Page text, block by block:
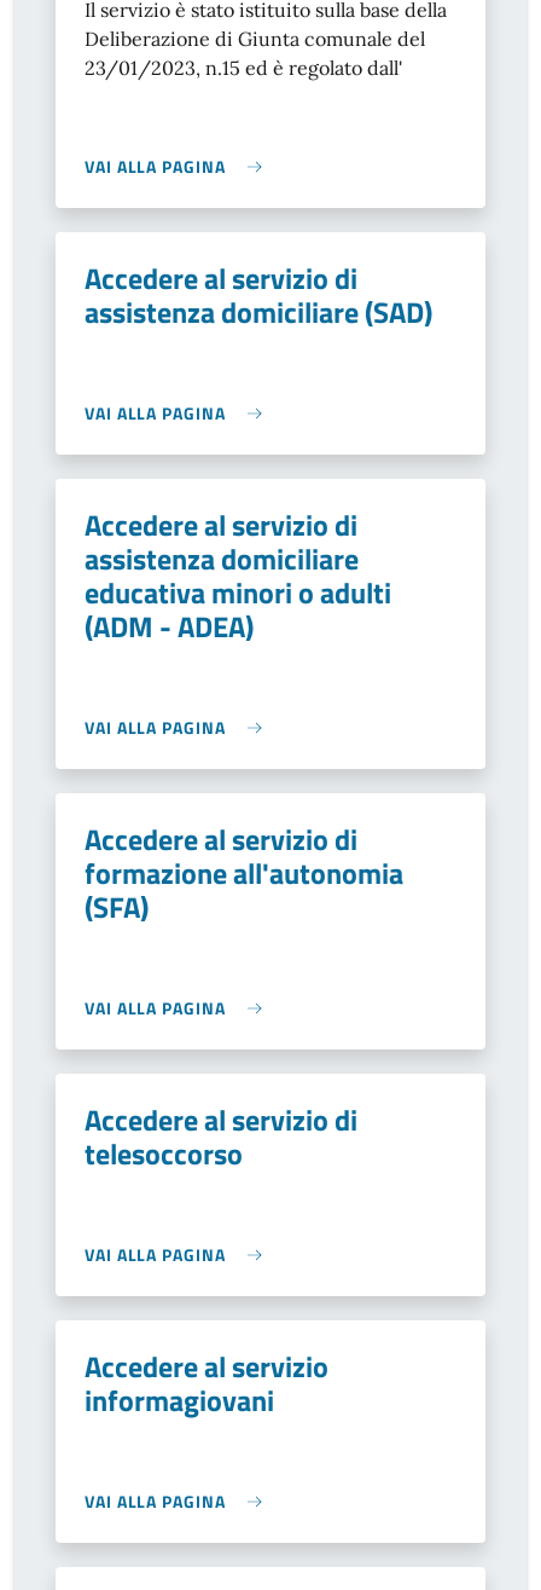
Il servizio è stato istituito sulla base della
Deliberazione di Giunta comunale del
23/01/2023, n.15 ed è regolato dall'
VAI ALLA PAGINA
Accedere al servizio di
assistenza domiciliare (SAD)
VAI ALLA PAGINA
Accedere al servizio di
assistenza domiciliare
educativa minori o adulti
(ADM - ADEA)
VAI ALLA PAGINA
Accedere al servizio di
formazione all'autonomia
(SFA)
VAI ALLA PAGINA
Accedere al servizio di
telesoccorso
VAI ALLA PAGINA
Accedere al servizio
informagiovani
VAI ALLA PAGINA